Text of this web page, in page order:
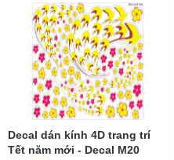
Decal dán kính 4D trang trí
Tết năm mới - Decal M20